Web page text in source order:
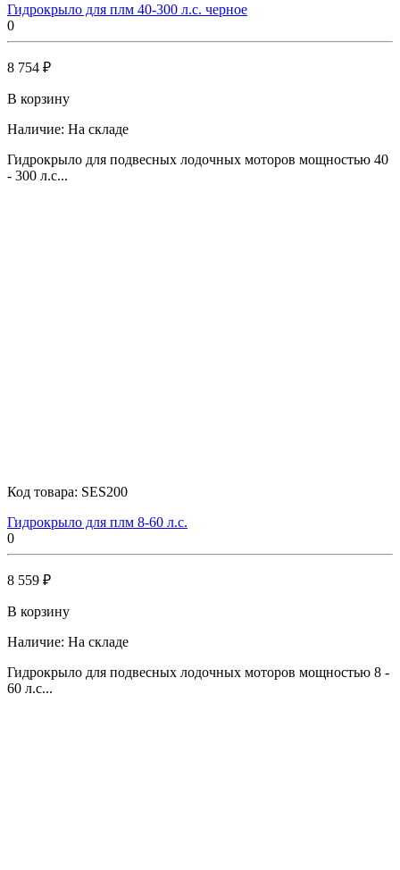
Гидрокрыло для плм 40-300 л.с. черное
0
8 754 ₽
В корзину
Наличие: На складе
Гидрокрыло для подвесных лодочных моторов мощностью 40
- 300 л.c...
Код товара: SES200
Гидрокрыло для плм 8-60 л.с.
0
8 559 ₽
В корзину
Наличие: На складе
Гидрокрыло для подвесных лодочных моторов мощностью 8 -
60 л.c...